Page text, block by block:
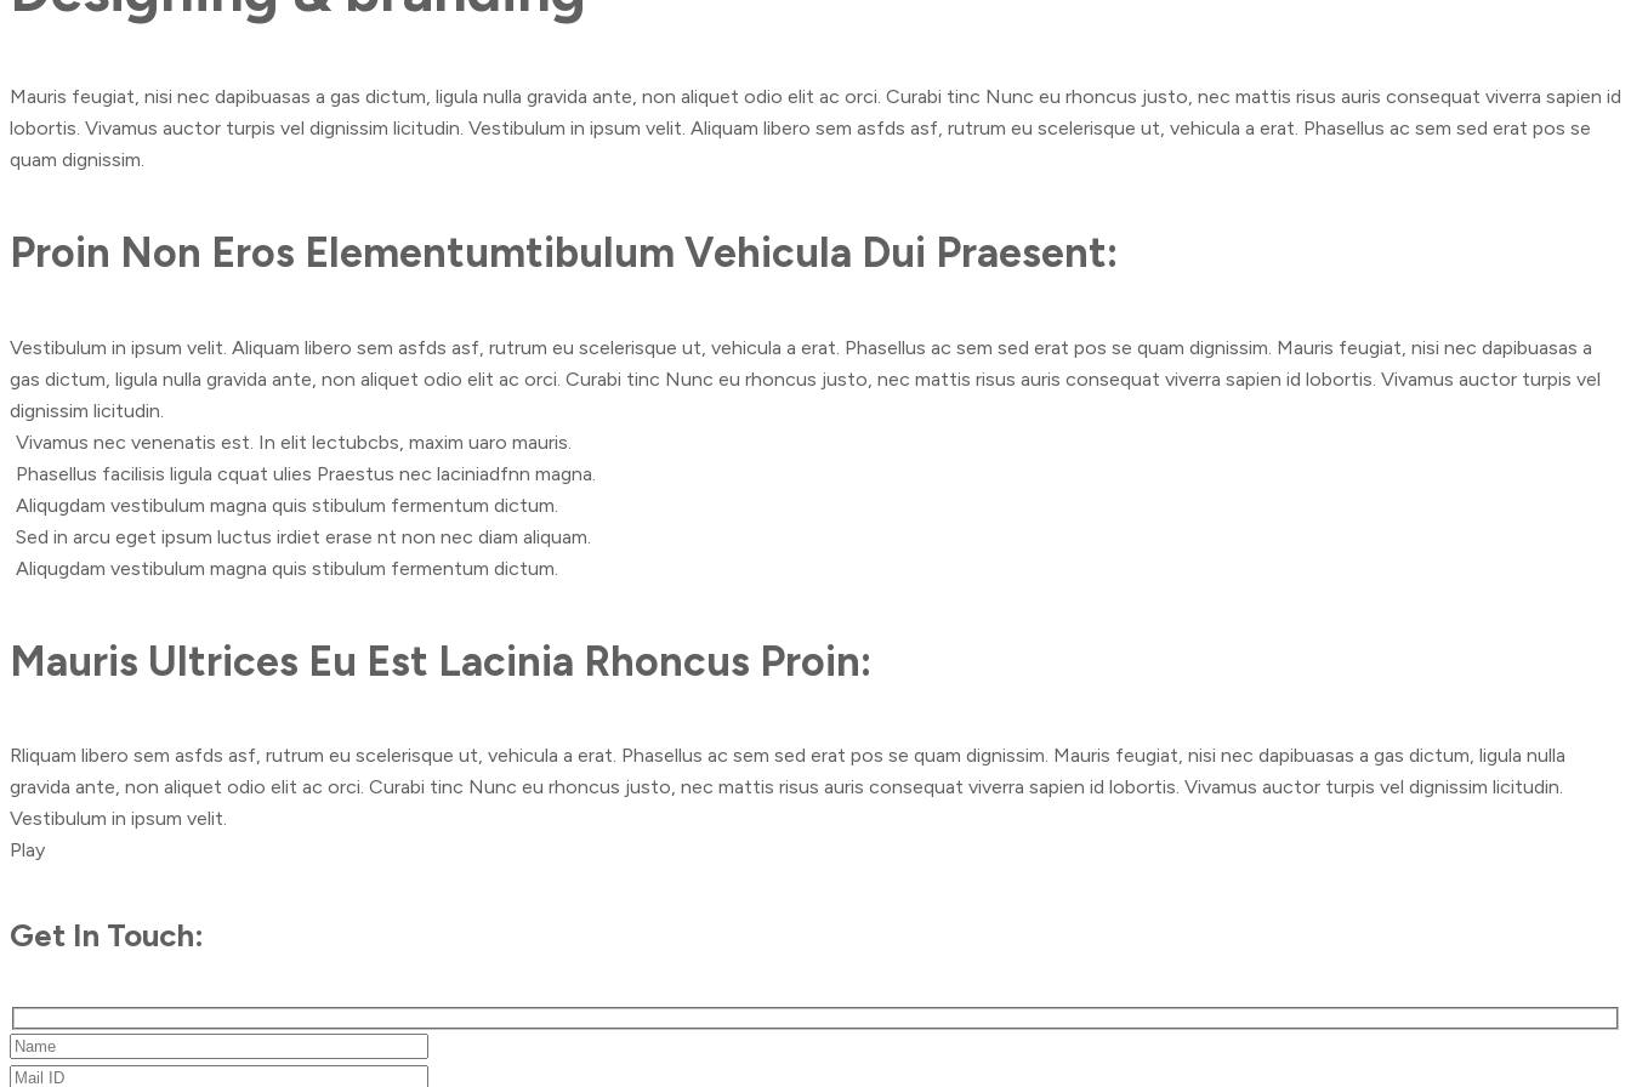
Mauris feugiat, nisi nec dapibuasas a gas dictum, ligula nulla gravida ante, non aliquet odio elit ac orci. Curabi tinc Nunc eu rhoncus justo, nec mattis risus auris consequat viverra sapien id
lobortis. Vivamus auctor turpis vel dignissim licitudin. Vestibulum in ipsum velit. Aliquam libero sem asfds asf, rutrum eu scelerisque ut, vehicula a erat. Phasellus ac sem sed erat pos se
quam dignissim.
Proin Non Eros Elementumtibulum Vehicula Dui Praesent:
Vestibulum in ipsum velit. Aliquam libero sem asfds asf, rutrum eu scelerisque ut, vehicula a erat. Phasellus ac sem sed erat pos se quam dignissim. Mauris feugiat, nisi nec dapibuasas a
gas dictum, ligula nulla gravida ante, non aliquet odio elit ac orci. Curabi tinc Nunc eu rhoncus justo, nec mattis risus auris consequat viverra sapien id lobortis. Vivamus auctor turpis vel
dignissim licitudin.
Vivamus nec venenatis est. In elit lectubcbs, maxim uaro mauris.
Phasellus facilisis ligula cquat ulies Praestus nec laciniadfnn magna.
Aliqugdam vestibulum magna quis stibulum fermentum dictum.
Sed in arcu eget ipsum luctus irdiet erase nt non nec diam aliquam.
Aliqugdam vestibulum magna quis stibulum fermentum dictum.
Mauris Ultrices Eu Est Lacinia Rhoncus Proin:
Rliquam libero sem asfds asf, rutrum eu scelerisque ut, vehicula a erat. Phasellus ac sem sed erat pos se quam dignissim. Mauris feugiat, nisi nec dapibuasas a gas dictum, ligula nulla
gravida ante, non aliquet odio elit ac orci. Curabi tinc Nunc eu rhoncus justo, nec mattis risus auris consequat viverra sapien id lobortis. Vivamus auctor turpis vel dignissim licitudin.
Vestibulum in ipsum velit.
Play
Get In Touch: